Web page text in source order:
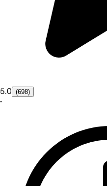
5.0 (698)
•